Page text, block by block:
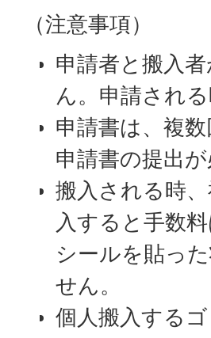
（注意事項）
申請者と搬入
ん。申請され
申請書は、複
申請書の提出が
搬入される時
入すると手数
シールを貼っ
せん。
個人搬入する